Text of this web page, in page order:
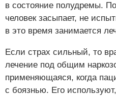
в состояние полудремы.
человек засыпает, не
в это время занимается
Если страх сильный, то
лечение под общим
применяющаяся, когда
с боязнью. Его